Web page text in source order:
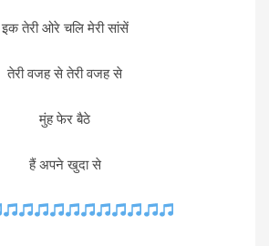
इक तेरी ओरे चलि मेरी सांसें
तेरी वजह से तेरी वजह से
मुंह फेर बैठे
हैं अपने खुदा से